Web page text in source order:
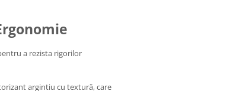
a rezista rigorilor
argintiu cu textură, care